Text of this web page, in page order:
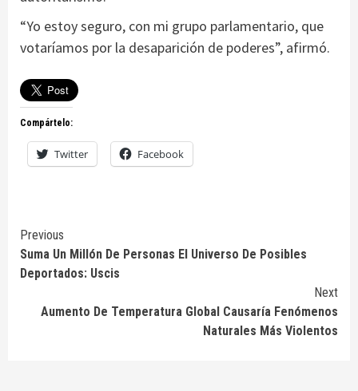
“Yo estoy seguro, con mi grupo parlamentario, que
votaríamos por la desaparición de poderes”, afirmó.
Compártelo:
Twitter Facebook
Continue
Reading
Previous
Suma Un Millón De Personas El Universo De Posibles
Deportados: Uscis
Next
Aumento De Temperatura Global Causaría Fenómenos
Naturales Más Violentos